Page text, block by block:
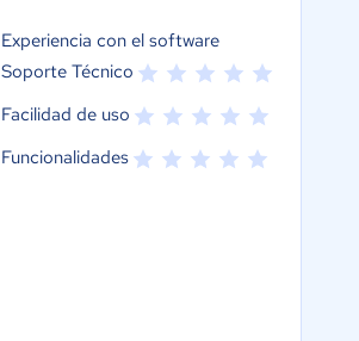
Experiencia con el software
Soporte Técnico
Facilidad de uso
Funcionalidades